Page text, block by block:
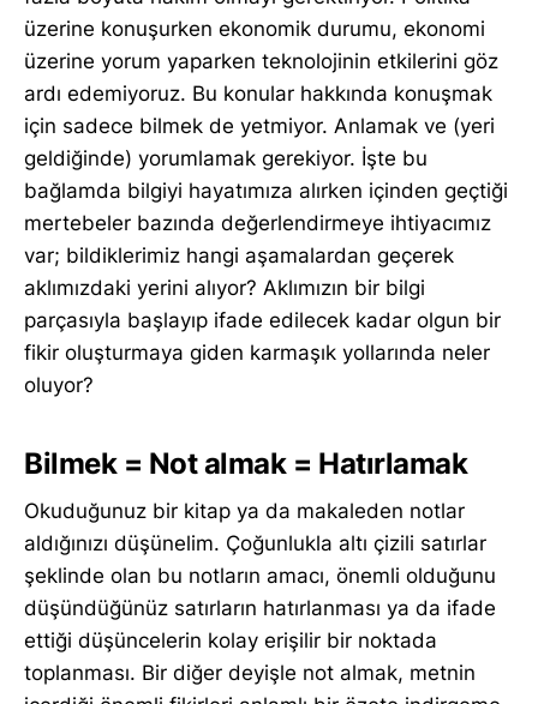
üzerine konuşurken ekonomik durumu, ekonomi
üzerine yorum yaparken teknolojinin etkilerini göz
ardı edemiyoruz. Bu konular hakkında konuşmak
için sadece bilmek de yetmiyor. Anlamak ve (yeri
geldiğinde) yorumlamak gerekiyor. İşte bu
bağlamda bilgiyi hayatımıza alırken içinden geçtiği
mertebeler bazında değerlendirmeye ihtiyacımız
var; bildiklerimiz hangi aşamalardan geçerek
aklımızdaki yerini alıyor? Aklımızın bir bilgi
parçasıyla başlayıp ifade edilecek kadar olgun bir
fikir oluşturmaya giden karmaşık yollarında neler
oluyor?
Bilmek = Not almak = Hatırlamak
Okuduğunuz bir kitap ya da makaleden notlar
aldığınızı düşünelim. Çoğunlukla altı çizili satırlar
şeklinde olan bu notların amacı, önemli olduğunu
düşündüğünüz satırların hatırlanması ya da ifade
ettiği düşüncelerin kolay erişilir bir noktada
toplanması. Bir diğer deyişle not almak, metnin